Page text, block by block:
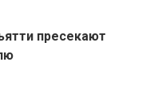
пресекают